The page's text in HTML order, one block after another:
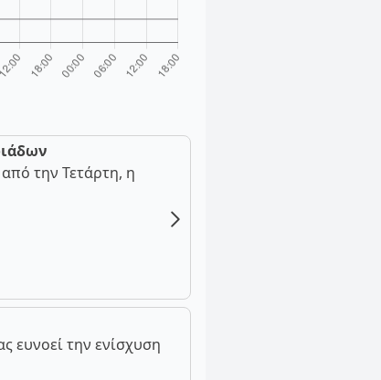
την Τετάρτη, η
ευνοεί την ενίσχυση